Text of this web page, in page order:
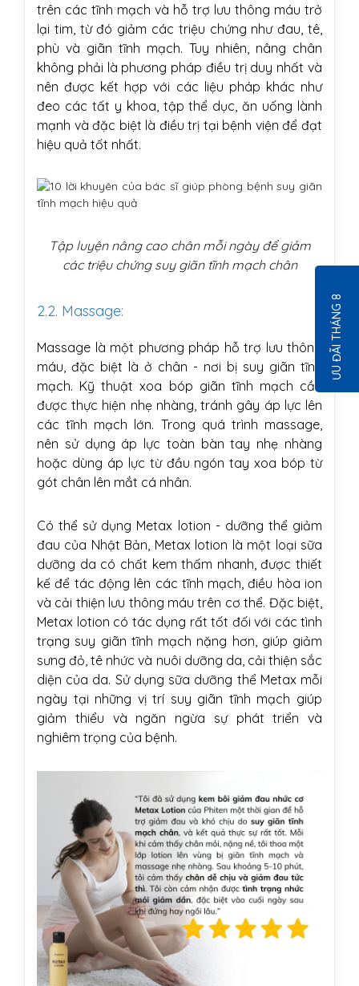
trên các tĩnh mạch và hỗ trợ lưu thông máu trở
lại tim, từ đó giảm các triệu chứng như đau, tê,
phù và giãn tĩnh mạch. Tuy nhiên, nâng chân
không phải là phương pháp điều trị duy nhất và
nên được kết hợp với các liệu pháp khác như
đeo các tất y khoa, tập thể dục, ăn uống lành
mạnh và đặc biệt là điều trị tại bệnh viện để đạt
hiệu quả tốt nhất.
Tập luyện nâng cao chân mỗi ngày để giảm
các triệu chứng suy giãn tĩnh mạch chân
2.2. Massage:
Massage là một phương pháp hỗ trợ lưu thông
máu, đặc biệt là ở chân - nơi bị suy giãn tĩnh
mạch. Kỹ thuật xoa bóp giãn tĩnh mạch cần
được thực hiện nhẹ nhàng, tránh gây áp lực lên
các tĩnh mạch lớn. Trong quá trình massage,
nên sử dụng áp lực toàn bàn tay nhẹ nhàng
hoặc dùng áp lực từ đầu ngón tay xoa bóp từ
gót chân lên mắt cá nhân.
Có thể sử dụng Metax lotion - dưỡng thể giảm
đau của Nhật Bản, Metax lotion là một loại sữa
dưỡng da có chất kem thấm nhanh, được thiết
kế để tác động lên các tĩnh mạch, điều hòa ion
và cải thiện lưu thông máu trên cơ thể. Đặc biệt,
Metax lotion có tác dụng rất tốt đối với các tình
trạng suy giãn tĩnh mạch nặng hơn, giúp giảm
sưng đỏ, tê nhức và nuôi dưỡng da, cải thiện sắc
diện của da. Sử dụng sữa dưỡng thể Metax mỗi
ngày tại những vị trí suy giãn tĩnh mạch giúp
giảm thiểu và ngăn ngừa sự phát triển và
nghiêm trọng của bệnh.
ƯU ĐÃI THÁNG 8